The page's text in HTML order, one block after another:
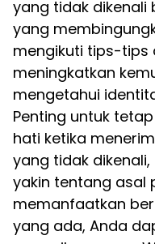
yang tidak dikenali
yang
mengikuti tips-tips
meningkatkan
mengetahui
Penting untuk
hati ketika
yang tidak
yakin tentang asal
memanfaatkan
yang ada, Anda